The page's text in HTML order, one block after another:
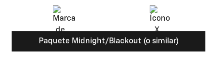
Paquete Midnight/Blackout (o similar)